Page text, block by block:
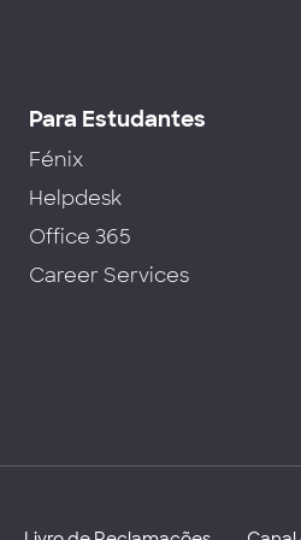
Para Estudantes
Fénix
Helpdesk
Office 365
Career Services